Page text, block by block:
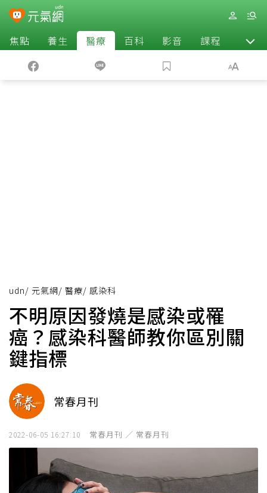
焦點 養生 醫療 百科 影音 課程 退休
udn/ 元氣網/ 醫療/ 感染科
不明原因發燒是感染或罹
癌？感染科醫師教你區別關
鍵指標
常春月刊
2022-06-05 16:27:10 常春月刊 ／ 常春月刊